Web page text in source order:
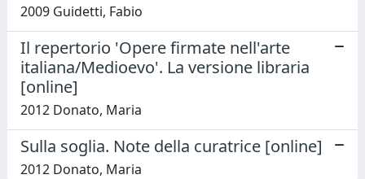
2009 Guidetti, Fabio
Il repertorio 'Opere firmate nell'arte
italiana/Medioevo'. La versione libraria
[online]
2012 Donato, Maria
Sulla soglia. Note della curatrice [online]
2012 Donato, Maria